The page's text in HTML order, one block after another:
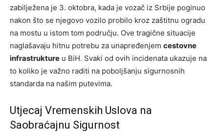
zabilježena je 3. oktobra, kada je vozač iz Srbije poginuo
nakon što se njegovo vozilo probilo kroz zaštitnu ogradu
na mostu u istom tom području. Ove tragične situacije
naglašavaju hitnu potrebu za unapređenjem cestovne
infrastrukture u BiH. Svaki od ovih incidenata ukazuje na
to koliko je važno raditi na poboljšanju sigurnosnih
standarda na našim putevima.
Utjecaj Vremenskih Uslova na
Saobraćajnu Sigurnost